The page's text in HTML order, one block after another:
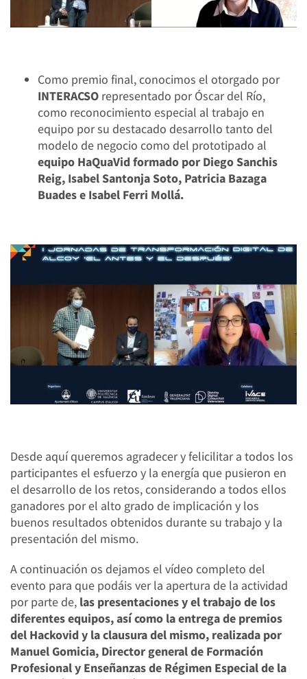
Como premio final, conocimos el otorgado por
INTERACSO representado por Óscar del Río,
como reconocimiento especial al trabajo en
equipo por su destacado desarrollo tanto del
modelo de negocio como del prototipado al
equipo HaQuaVid formado por Diego Sanchis
Reig, Isabel Santonja Soto, Patricia Bazaga
Buades e Isabel Ferri Mollá.
Desde aquí queremos agradecer y felicilitar a todos los
participantes el esfuerzo y la energía que pusieron en
el desarrollo de los retos, considerando a todos ellos
ganadores por el alto grado de implicación y los
buenos resultados obtenidos durante su trabajo y la
presentación del mismo.
A continuación os dejamos el vídeo completo del
evento para que podáis ver la apertura de la actividad
por parte de, las presentaciones y el trabajo de los
diferentes equipos, así como la entrega de premios
del Hackovid y la clausura del mismo, realizada por
Manuel Gomicia, Director general de Formación
Profesional y Enseñanzas de Régimen Especial de la